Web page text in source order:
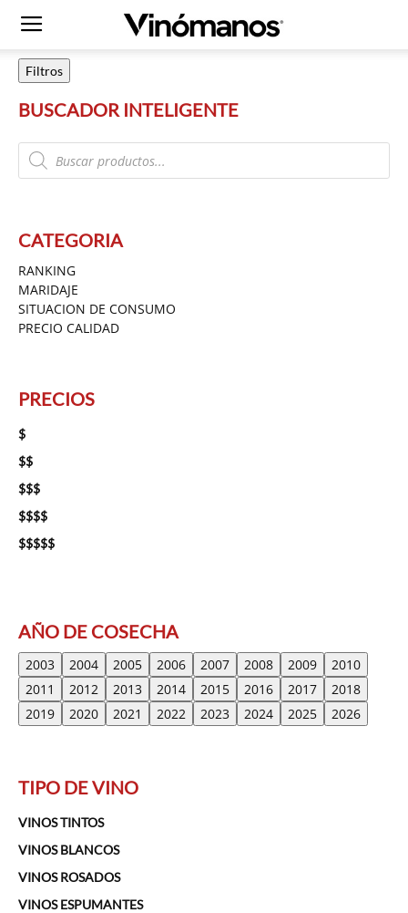
Filtros
BUSCADOR INTELIGENTE
Products
search
CATEGORIA
RANKING
MARIDAJE
SITUACION DE CONSUMO
PRECIO CALIDAD
PRECIOS
$
$$
$$$
$$$$
$$$$$
AÑO DE COSECHA
2003 2004 2005 2006 2007 2008 2009
2010
2011
2012 2013 2014 2015 2016 2017
2018
2019
2020 2021 2022 2023 2024 2025 2026
TIPO DE VINO
VINOS TINTOS
VINOS BLANCOS
VINOS ROSADOS
VINOS ESPUMANTES